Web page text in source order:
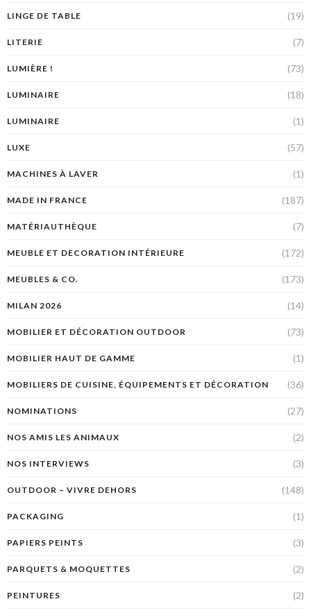
LINGE DE TABLE (19)
LITERIE (7)
LUMIÈRE ! (73)
LUMINAIRE (18)
LUMINAIRE (1)
LUXE (57)
MACHINES À LAVER (1)
MADE IN FRANCE (187)
MATÉRIAUTHÈQUE (7)
MEUBLE ET DECORATION INTÉRIEURE (172)
MEUBLES & CO. (173)
MILAN 2026 (14)
MOBILIER ET DÉCORATION OUTDOOR (73)
MOBILIER HAUT DE GAMME (1)
MOBILIERS DE CUISINE, ÉQUIPEMENTS ET DÉCORATION (36)
NOMINATIONS (27)
NOS AMIS LES ANIMAUX (2)
NOS INTERVIEWS (3)
OUTDOOR – VIVRE DEHORS (148)
PACKAGING (1)
PAPIERS PEINTS (3)
PARQUETS & MOQUETTES (2)
PEINTURES (2)